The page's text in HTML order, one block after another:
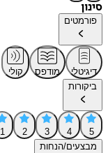
סינון
פורמטים
דיגיטלי מודפס
קולי
ביקורות
5
4
3
2
1
מבצעים/הנחות